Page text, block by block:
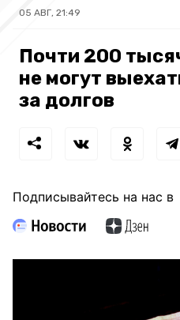
05 АВГ, 21:49
Почти 200
не могут
за долгов
Подписывайтесь на нас в